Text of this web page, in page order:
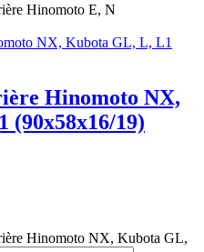
Hinomoto E, N
Hinomoto NX,
(90x58x16/19)
Hinomoto NX, Kubota GL,